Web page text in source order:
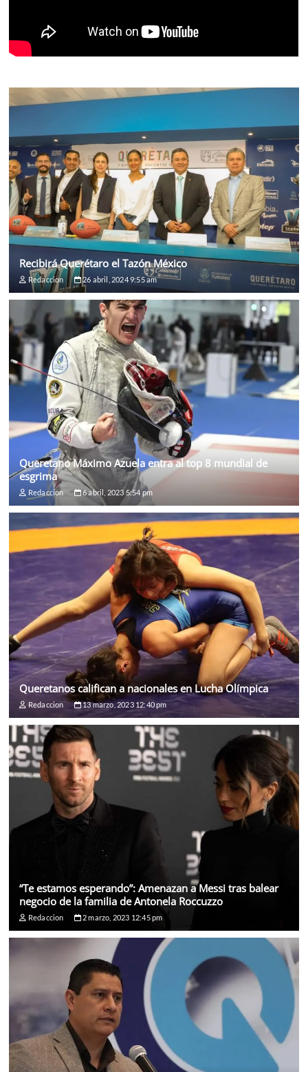
Recibirá Querétaro el Tazón México
Redaccion 26 abril, 2024 9:55 am
Queretano Máximo Azuela entra al top 8 mundial de
esgrima
Redaccion 6 abril, 2023 5:54 pm
Queretanos califican a nacionales en Lucha Olímpica
Redaccion 13 marzo, 2023 12:40 pm
“Te estamos esperando”: Amenazan a Messi tras balear
negocio de la familia de Antonela Roccuzzo
Redaccion 2 marzo, 2023 12:45 pm